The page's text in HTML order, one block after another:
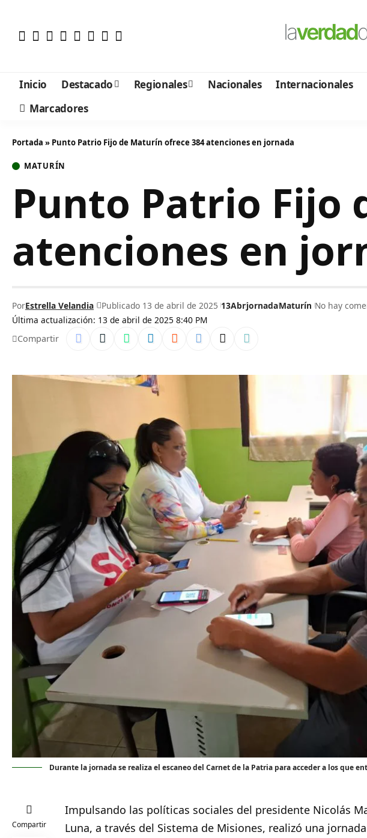
Inicio Destacado Regionales Nacionales Internacionales
Marcadores
Portada » Punto Patrio Fijo de Maturín ofrece 384 atenciones en jornada
MATURÍN
Punto Patrio Fijo
atenciones en
Última actualización: 13 de abril de 2025 8:40 PM
PorEstrella Velandia Publicado 13 de abril de 2025 13AbrjornadaMaturín No hay
Compartir
Durante la jornada se realiza el escaneo del Carnet de la Patria para acceder a los que
Compartir
Impulsando las políticas sociales del presidente Nicolás
Luna, a través del Sistema de Misiones, realizó una